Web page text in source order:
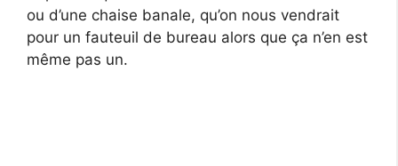
ou d’une chaise banale, qu’on nous vendrait
pour un fauteuil de bureau alors que ça n’en est
même pas un.